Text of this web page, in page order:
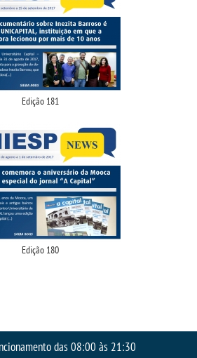
Edição 181
Edição 180
das 08:00 às 21:30